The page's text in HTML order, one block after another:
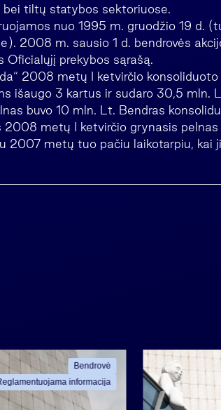
tiltų statybos sektoriuose.
nuo 1995 m. gruodžio 19 d.
2008 m. sausio 1 d. bendrovės
Oficialųjį prekybos sąrašą.
2008 metų I ketvirčio
išaugo 3 kartus ir sudaro 30,5 mln.
buvo 10 mln. Lt. Bendras
2008 metų I ketvirčio grynasis
2007 metų tuo pačiu laikotarpiu, kai
Bendrovė
informacija